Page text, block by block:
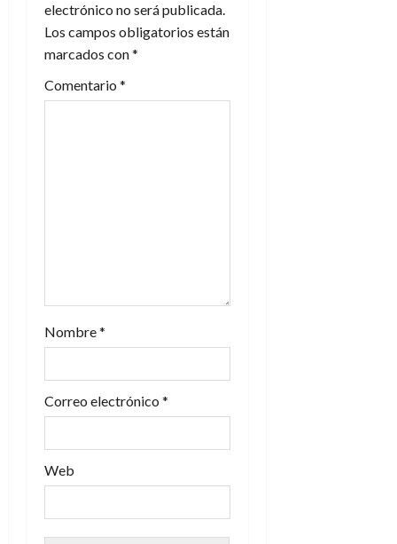
ó
n
d
a
d
a
electrónico no será publicada.
Los campos obligatorios están
marcados con*
Comentario *
Nombre*
Correo electrónico *
Web